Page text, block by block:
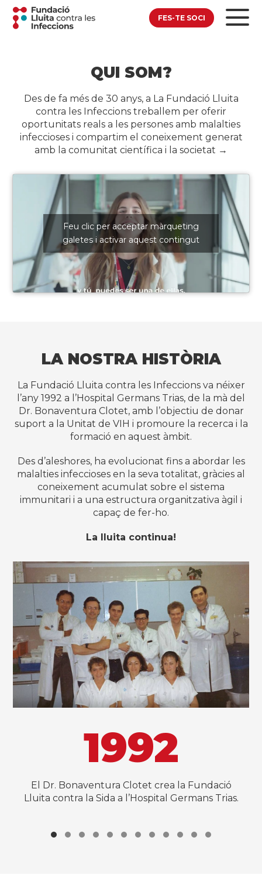
FES-TE SOCI
QUI SOM?
Des de fa més de 30 anys, a La Fundació Lluita
contra les Infeccions treballem per oferir
oportunitats reals a les persones amb malalties
infeccioses i compartim el coneixement generat
amb la comunitat científica i la societat →
Feu clic per acceptar màrqueting
galetes i activar aquest contingut
LA NOSTRA HISTÒRIA
La Fundació Lluita contra les Infeccions va néixer
l’any 1992 a l’Hospital Germans Trias, de la mà del
Dr. Bonaventura Clotet, amb l’objectiu de donar
suport a la Unitat de VIH i promoure la recerca i la
formació en aquest àmbit.
Des d’aleshores, ha evolucionat fins a abordar les
malalties infeccioses en la seva totalitat, gràcies al
coneixement acumulat sobre el sistema
immunitari i a una estructura organitzativa àgil i
capaç de fer-ho.
La lluita continua!
1992
El Dr. Bonaventura Clotet crea la Fundació
Lluita contra la Sida a l’Hospital Germans Trias.